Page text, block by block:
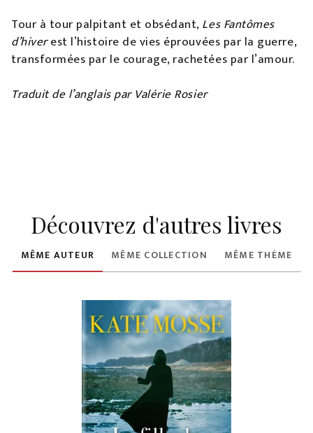
Tour à tour palpitant et obsédant,Les Fantômes
d’hiverest l’histoire de vies éprouvées par la guerre,
transformées par le courage, rachetées par l’amour.
Traduit de l’anglais par Valérie Rosier
Découvrez d'autres livres
MÊME AUTEUR MÊME COLLECTION MÊME THÈME